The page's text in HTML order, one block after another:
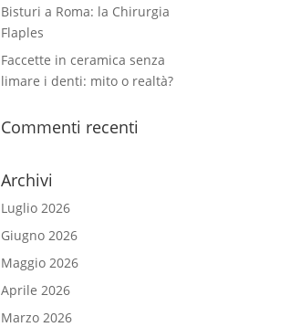
Bisturi a Roma: la Chirurgia
Flaples
Faccette in ceramica senza
limare i denti: mito o realtà?
Commenti recenti
Archivi
Luglio 2026
Giugno 2026
Maggio 2026
Aprile 2026
Marzo 2026